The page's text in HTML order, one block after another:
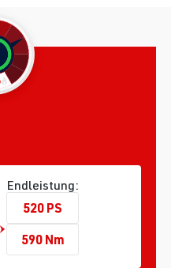
Endleistung:
520 PS
590 Nm